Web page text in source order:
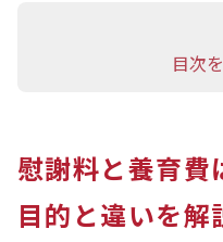
うになるなど、養育
法整備も進んでいます
どのサポートを受ける
の方は一度アディー
い。
目次
慰謝料と養育費
目的と違いを解